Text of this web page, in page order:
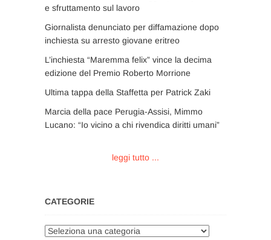
e sfruttamento sul lavoro
Giornalista denunciato per diffamazione dopo
inchiesta su arresto giovane eritreo
L’inchiesta “Maremma felix” vince la decima
edizione del Premio Roberto Morrione
Ultima tappa della Staffetta per Patrick Zaki
Marcia della pace Perugia-Assisi, Mimmo
Lucano: “Io vicino a chi rivendica diritti umani”
leggi tutto ...
CATEGORIE
Categorie